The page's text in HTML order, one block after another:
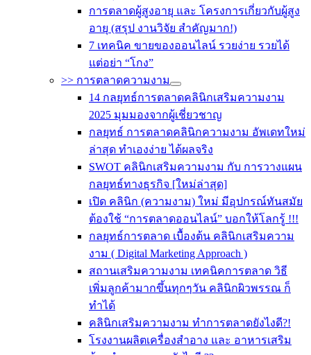
การตลาดผู้สูงอายุ และ โครงการเกี่ยวกับผู้สูง
อายุ (สรุป งานวิจัย สำคัญมาก!)
7 เทคนิค ขายของออนไลน์ รวยง่าย รวยได้
แต่อย่า “โกง”
>> การตลาดความงาม
14 กลยุทธ์การตลาดคลินิกเสริมความงาม
2025 มุมมองจากผู้เชี่ยวชาญ
กลยุทธ์ การตลาดคลินิกความงาม อัพเดทใหม่
ล่าสุด ทำเองง่าย ได้ผลจริง
SWOT คลินิกเสริมความงาม กับ การวางแผน
กลยุทธ์ทางธุรกิจ [ใหม่ล่าสุด]
เปิด คลินิก (ความงาม) ใหม่ มีอุปกรณ์ทันสมัย
ต้องใช้ “การตลาดออนไลน์” บอกให้โลกรู้ !!!
กลยุทธ์การตลาด เบื้องต้น คลินิกเสริมความ
งาม ( Digital Marketing Approach )
สถานเสริมความงาม เทคนิคการตลาด วิธี
เพิ่มลูกค้ามากขึ้นทุกๆวัน คลินิกผิวพรรณ ก็
ทำได้
คลินิกเสริมความงาม ทำการตลาดยังไงดี?!
โรงงานผลิตเครื่องสำอาง และ อาหารเสริม